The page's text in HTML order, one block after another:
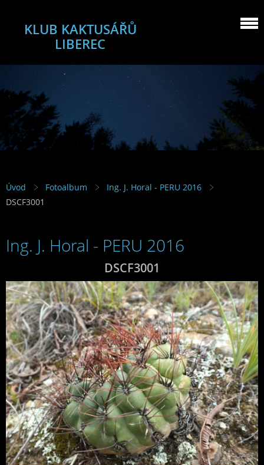
KLUB KAKTUSÁŘŮ
LIBEREC
Úvod Fotoalbum
Ing. J. Horal - PERU 2016
DSCF3001
Ing. J. Horal - PERU 2016
DSCF3001